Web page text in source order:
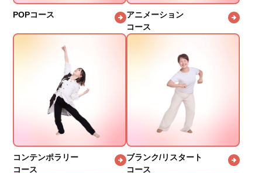
POPコース
アニメーション
コース
コンテンポラリー
コース
ブランク/リスタート
コース